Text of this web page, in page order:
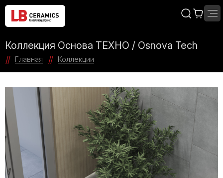
Коллекция Основа ТЕХНО / Osnova Tech
Главная Коллекции